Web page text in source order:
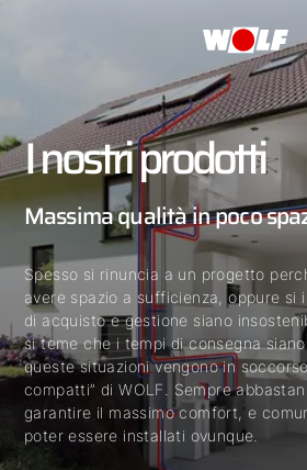
I nostri prodotti
Massima qualità in poco
Spesso si rinuncia a un progetto
avere spazio a sufficienza, oppure si
di acquisto e gestione siano
si teme che i tempi di consegna
queste situazioni vengono in
compatti” di WOLF. Sempre
garantire il massimo comfort, e
poter essere installati ovunque.